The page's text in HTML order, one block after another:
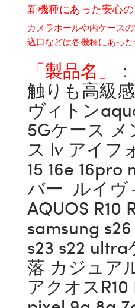
新機種にあった安心
カメラホールや内ケース
込口などは各機種にあっ
「製品名」
触りも高級
ヴィトン
5Gケース
ス lv アイフ
15 16e 16pro
バー ルイヴ
AQUOS R10
samsung
s23 s22
落 カジュア
アクオス